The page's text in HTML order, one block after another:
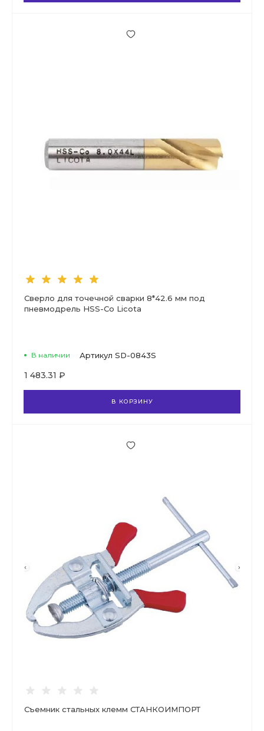
Сверло для точечной сварки 8*42.6 мм под
пневмодрель HSS-Co Licota
В наличии Артикул SD-0843S
1 483.31 ₽
В КОРЗИНУ
Съемник стальных клемм СТАНКОИМПОРТ